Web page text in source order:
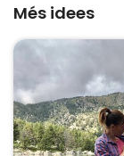
Més idees